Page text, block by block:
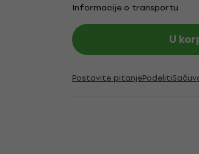
Informacije o transportu
U
Postavite pitanjePodeliti